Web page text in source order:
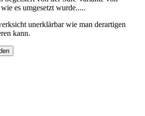
es umgesetzt wurde.....
unerklärbar wie man derartigen
kann.